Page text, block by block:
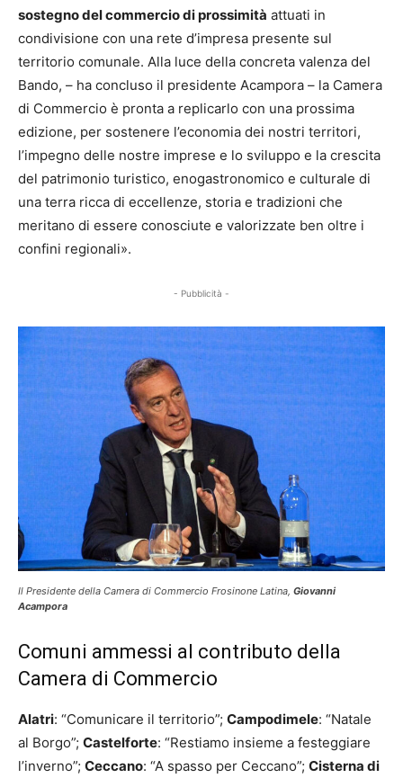
sostegno del commercio di prossimità attuati in
condivisione con una rete d’impresa presente sul
territorio comunale. Alla luce della concreta valenza del
Bando, – ha concluso il presidente Acampora – la Camera
di Commercio è pronta a replicarlo con una prossima
edizione, per sostenere l’economia dei nostri territori,
l’impegno delle nostre imprese e lo sviluppo e la crescita
del patrimonio turistico, enogastronomico e culturale di
una terra ricca di eccellenze, storia e tradizioni che
meritano di essere conosciute e valorizzate ben oltre i
confini regionali».
- Pubblicità -
Il Presidente della Camera di Commercio Frosinone Latina, Giovanni
Acampora
Comuni ammessi al contributo della
Camera di Commercio
Alatri: “Comunicare il territorio”; Campodimele: “Natale
al Borgo”; Castelforte: “Restiamo insieme a festeggiare
l’inverno”; Ceccano: “A spasso per Ceccano”; Cisterna di